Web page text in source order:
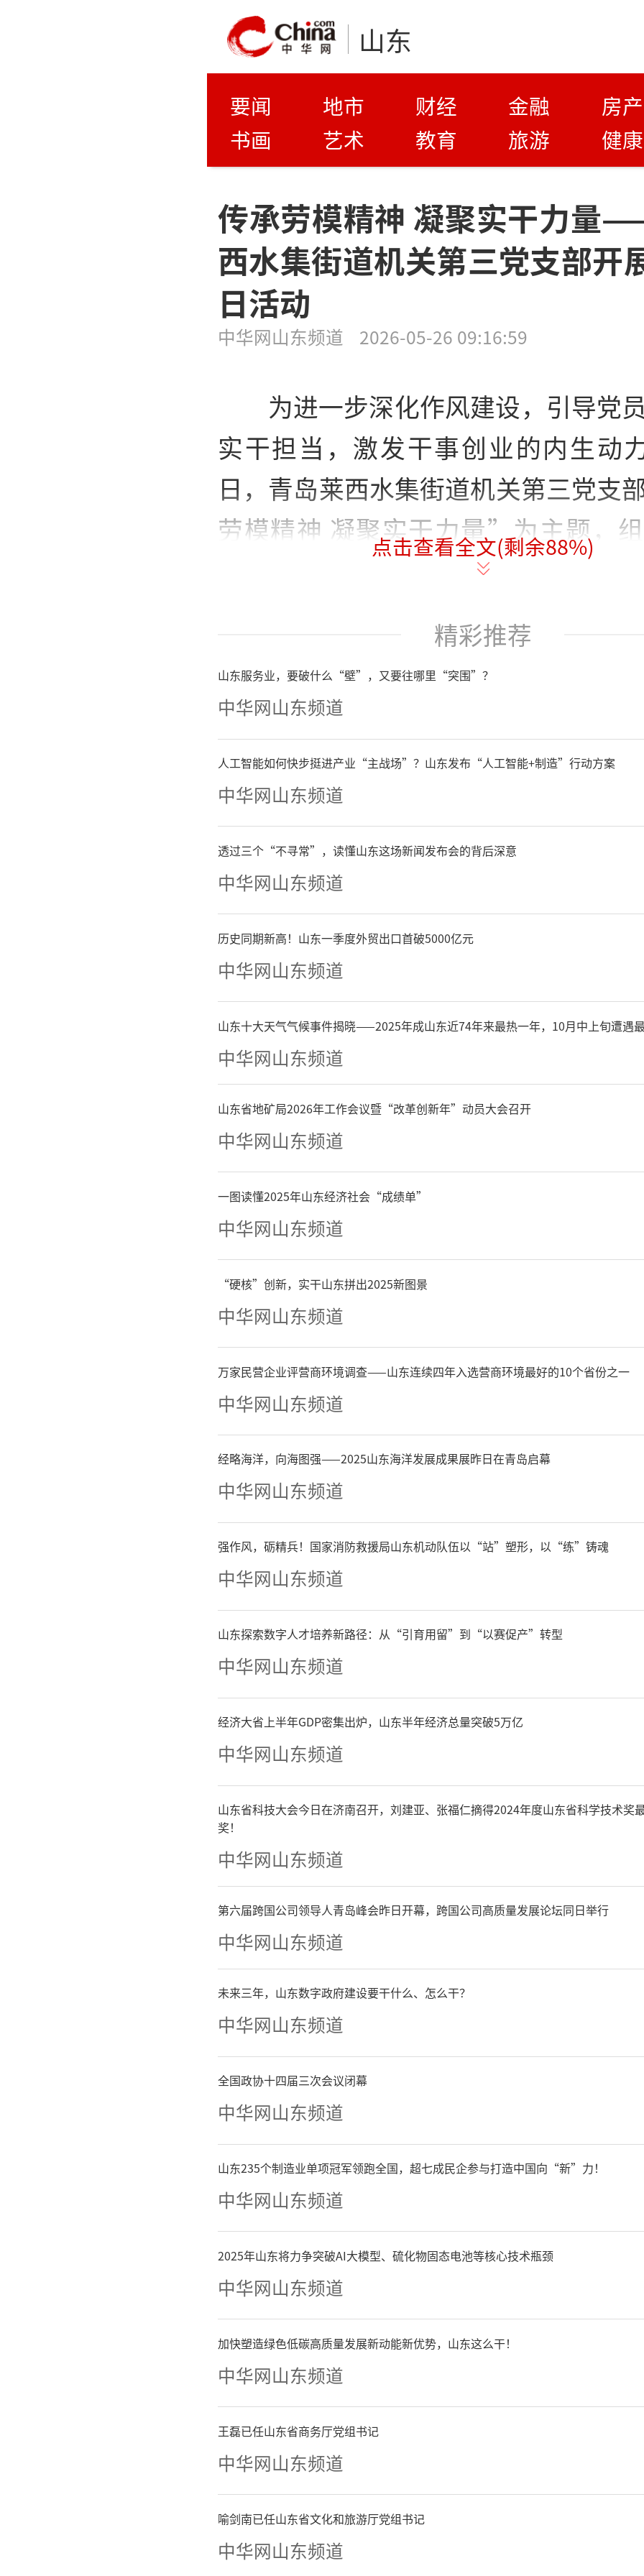
山东
要闻 地市 财经 金融
房产
书画
艺术 教育 旅游 健康
传承劳模精神 凝聚实干力量
西水集街道机关第三党支部开
日活动
中华网山东频道 2026-05-26 09:16:59
为进一步深化作风建设，引导党
实干担当，激发干事创业的内生动
日，青岛莱西水集街道机关第三党支
劳模精神 凝聚实干力量”为主题，
员开展主题党日活动，通过现场教
神、汲取奋进力量。
党员们走进莱西市总工会
说员带领下，开展沉浸式党性教育与
馆内丰富的史料、鲜活的事迹、珍贵
动展现了不同时期劳模工匠立足岗
精、无私奉献的奋斗历程。党员们
解、驻足观看展品，在沉浸式学
悟“爱岗敬业、争创一流，艰苦奋
新，淡泊名利、甘于奉献”的劳模精
受了一场深刻的精神洗礼与思想淬炼
表示，要以劳模工匠为榜样，把榜样
履职尽责、为民服务的实际行动。
在莱西市群众文化服务中心博物
循着历史脉络参观各个展厅，仔细了
前文明到现代发展的厚重历史与奋斗
件印刻着时代痕迹的文物，让大家深
西大地的发展变迁与先辈们建设家乡
心，党员们纷纷表示要传承先辈奋斗
本职实干担当，全力为水集发展贡献
点击查看全文(剩余88%)
精彩推荐
山东服务业，要破什么“壁”，又要往哪里“突围”？
中华网山东频道
人工智能如何快步挺进产业“主战场”？山东发布“人工智能+制造”行动方案
中华网山东频道
透过三个“不寻常”，读懂山东这场新闻发布会的背后深意
中华网山东频道
历史同期新高！山东一季度外贸出口首破5000亿元
中华网山东频道
山东十大天气气候事件揭晓——2025年成山东近74年来最热一年，10月中上旬遭遇
中华网山东频道
山东省地矿局2026年工作会议暨“改革创新年”动员大会召开
中华网山东频道
一图读懂2025年山东经济社会“成绩单”
中华网山东频道
“硬核”创新，实干山东拼出2025新图景
中华网山东频道
万家民营企业评营商环境调查——山东连续四年入选营商环境最好的10个省份之一
中华网山东频道
经略海洋，向海图强——2025山东海洋发展成果展昨日在青岛启幕
中华网山东频道
强作风，砺精兵！国家消防救援局山东机动队伍以“站”塑形，以“练”铸魂
中华网山东频道
山东探索数字人才培养新路径：从“引育用留”到“以赛促产”转型
中华网山东频道
经济大省上半年GDP密集出炉，山东半年经济总量突破5万亿
中华网山东频道
山东省科技大会今日在济南召开，刘建亚、张福仁摘得2024年度山东省科学技术奖
奖！
中华网山东频道
第六届跨国公司领导人青岛峰会昨日开幕，跨国公司高质量发展论坛同日举行
中华网山东频道
未来三年，山东数字政府建设要干什么、怎么干？
中华网山东频道
全国政协十四届三次会议闭幕
中华网山东频道
山东235个制造业单项冠军领跑全国，超七成民企参与打造中国向“新”力！
中华网山东频道
2025年山东将力争突破AI大模型、硫化物固态电池等核心技术瓶颈
中华网山东频道
加快塑造绿色低碳高质量发展新动能新优势，山东这么干！
中华网山东频道
王磊已任山东省商务厅党组书记
中华网山东频道
喻剑南已任山东省文化和旅游厅党组书记
中华网山东频道